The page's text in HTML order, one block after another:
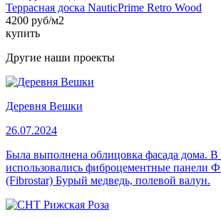
Террасная доска NauticPrime Retro Wood
4200 руб/м2
купить
Другие наши проекты
Деревня Вешки
26.07.2024
Была выполнена облицовка фасада дома. В
использовались фиброцементные панели
(Fibrostar) Бурый медведь, полевой валун.